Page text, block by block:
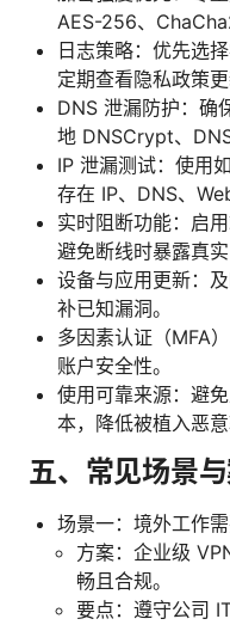
AES-256、
日志策略：优先选
定期查看隐私政策更
DNS 泄漏防护：确
地 DNSCrypt、
IP 泄漏测试：使用
存在 IP、DNS、
实时阻断功能：启
避免断线时暴露真实
设备与应用更新：
补已知漏洞。
多因素认证（MFA
账户安全性。
使用可靠来源：避
本，降低被植入恶意
五、常见场景
场景一：境外工作
方案：企业级
畅且合规。
要点：遵守公司